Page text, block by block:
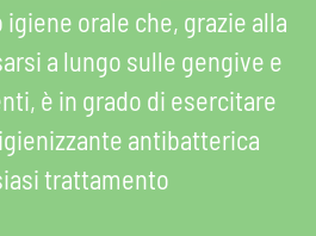
orale che, grazie alla
a lungo sulle gengive e
è in grado di esercitare
antibatterica
trattamento